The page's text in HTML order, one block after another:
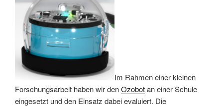
Im Rahmen einer kleinen
Forschungsarbeit haben wir denOzobotan einer Schule
eingesetzt und den Einsatz dabei evaluiert. Die